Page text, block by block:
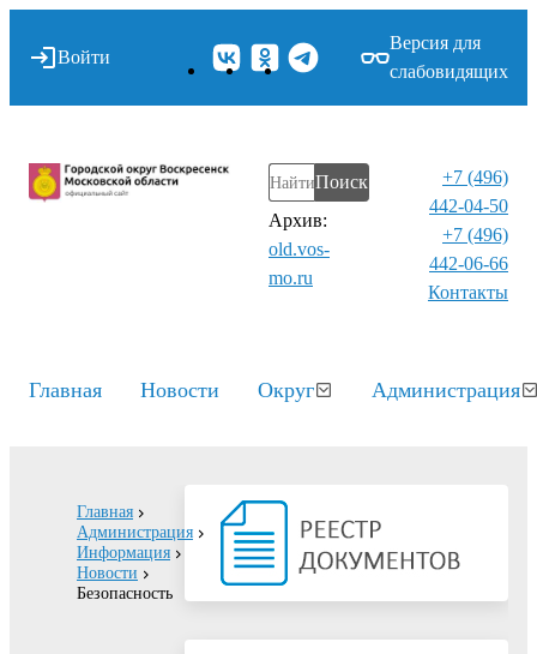
Войти
Версия для
слабовидящих
Поиск
Архив:
old.vos-
mo.ru
+7 (496)
442-04-50
+7 (496)
442-06-66
Контакты⁠
Главная Новости Округ Администрация
Главная
Администрация
Информация
Новости
Безопасность